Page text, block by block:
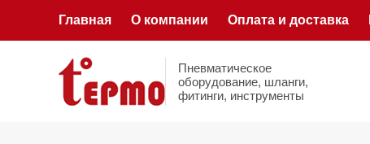
Главная О компании Оплата и доставка
Пневматическое
оборудование, шланги,
фитинги, инструменты